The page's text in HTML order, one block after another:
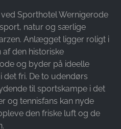
Sporthotel Wernigerode
natur og særlige
Anlægget ligger roligt i
den historiske
og byder på ideelle
det fri. De to udendørs
til sportskampe i det
og tennisfans kan nyde
den friske luft og de